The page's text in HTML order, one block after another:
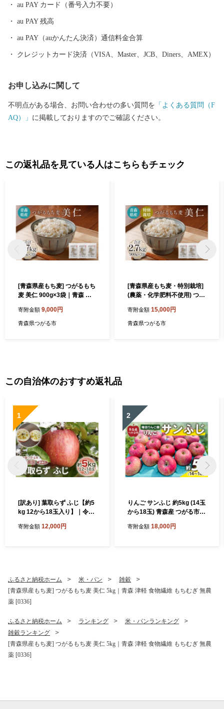
au PAY カード（番号入力不要）
au PAY 残高
au PAY（auかんたん決済）通信料金合算
クレジットカード決済（VISA、Master、JCB、Diners、AMEX）
お申し込みに関して
不明点がある場合、お問い合わせの多い質問を 「よくある質問（F
AQ）」 に掲載しておりますのでご確認ください。
この返礼品を見ている人はこちらもチェック
[青森県産もち麦] つがるもち
麦 美仁 900g×3袋｜青森 津
[0335]
寄附金額 9,000円
青森県つがる市
[青森県産もち麦・特別栽培]
(農薬・化学肥料不使用) つが
軽 食物繊維 [0343]
寄附金額 15,000円
青森県つがる市
この自治体のおすすめ返礼品
1
[訳あり] 葉取らず ふじ【約5
kg 12から18玉入り】｜令和
庭用 青森産 津軽 つがる りん
寄附金額 12,000円
2
りんご サンふじ 約5kg (14玉
から18玉) 青森産 つがる市
発送】｜青森県産 津軽 つが
寄附金額 18,000円
ふるさと納税ホーム 米・パン
雑穀
[青森県産もち麦] つがるもち麦 美仁 5kg｜青森 津軽 食物繊維 もちむぎ 無農
薬 [0336]
ふるさと納税ホーム ランキング
米・パンランキング
雑穀ランキング
[青森県産もち麦] つがるもち麦 美仁 5kg｜青森 津軽 食物繊維 もちむぎ 無農
薬 [0336]